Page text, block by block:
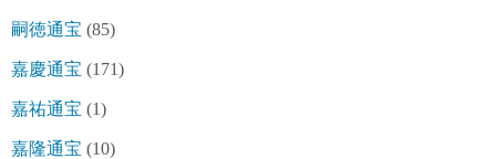
嗣徳通宝 (85)
嘉慶通宝 (171)
嘉祐通宝 (1)
嘉隆通宝 (10)